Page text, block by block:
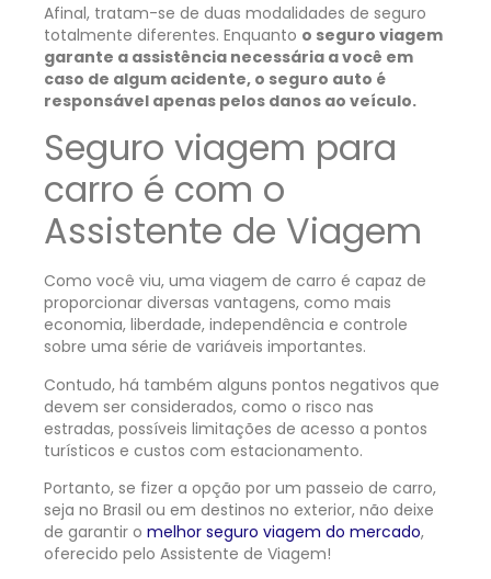
Afinal, tratam-se de duas modalidades de seguro
totalmente diferentes. Enquanto o seguro viagem
garante a assistência necessária a você em
caso de algum acidente, o seguro auto é
responsável apenas pelos danos ao veículo.
Seguro viagem para
carro é com o
Assistente de Viagem
Como você viu, uma viagem de carro é capaz de
proporcionar diversas vantagens, como mais
economia, liberdade, independência e controle
sobre uma série de variáveis importantes.
Contudo, há também alguns pontos negativos que
devem ser considerados, como o risco nas
estradas, possíveis limitações de acesso a pontos
turísticos e custos com estacionamento.
Portanto, se fizer a opção por um passeio de carro,
seja no Brasil ou em destinos no exterior, não deixe
de garantir o melhor seguro viagem do mercado,
oferecido pelo Assistente de Viagem!